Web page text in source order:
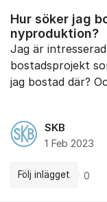
Hur söker jag
nyproduktion?
Jag är
bostadsprojekt
jag bostad där?
SKB
1 Feb 2023
Följ inlägget 0